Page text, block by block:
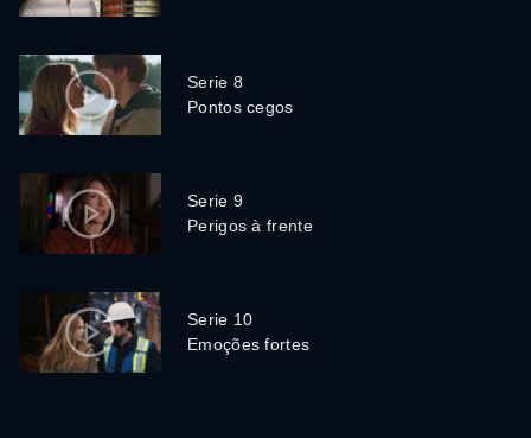
Serie 8
Pontos cegos
Serie 9
Perigos à frente
Serie 10
Emoções fortes